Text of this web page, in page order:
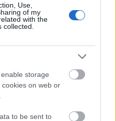
Use,
of my
with the
storage
on web or
to be sent to